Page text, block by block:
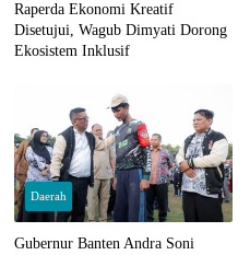
Raperda Ekonomi Kreatif
Disetujui, Wagub Dimyati Dorong
Ekosistem Inklusif
Daerah
Gubernur Banten Andra Soni